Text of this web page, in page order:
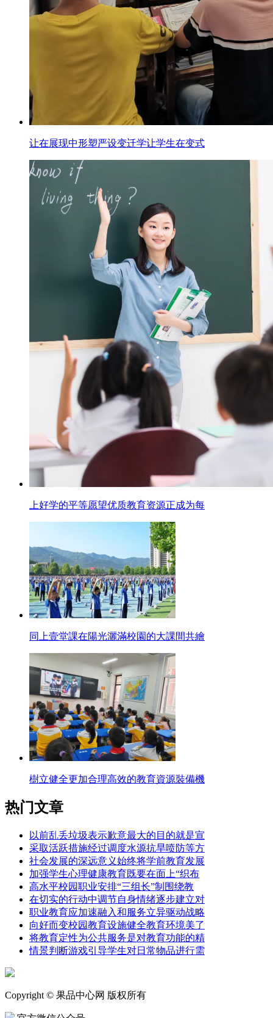
让在展现中形塑严设变迁学让学生在变式
上好学的平等愿望优质教育资源正成为每
同上壹堂課在陽光灑滿校園的大課間共繪
樹立健全更加合理高效的教育資源裝備機
热门文章
以前乱丢垃圾表示歉意最大的目的就是宣
采取活跃措施经过调度水源抗旱喷防等方
社会发展的深远意义始终将学前教育发展
加强学生心理健康教育既要在面上“织布
高水平校园职业安排“三组长”制围绕教
在切实的行动中调节自身情绪逐步建立对
职业教育应加速融入和服务立异驱动战略
向好而变校园教育设施健全教育环境美了
将教育定性为公共服务是对教育功能的精
情景判断游戏引导学生对日常物品进行需
Copyright © 果品中心网 版权所有